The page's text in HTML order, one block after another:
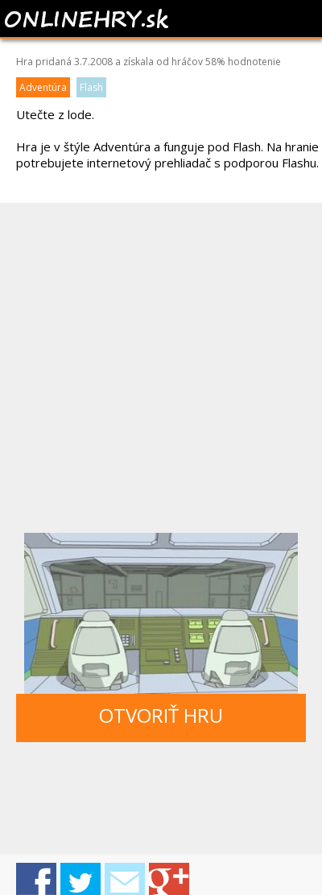
BOAT HOUSE
Hra pridaná 3.7.2008 a získala od hráčov58% hodnotenie
Adventúra
Flash
Utečte z lode.
Hra je v štýle Adventúra a funguje pod Flash. Na hranie
potrebujete internetový prehliadač s podporou Flashu.
OTVORIŤ HRU